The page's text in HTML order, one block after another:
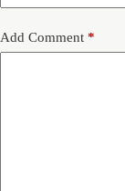
Add Comment *